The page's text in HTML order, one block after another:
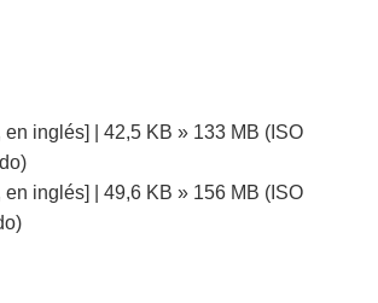
en inglés] | 42,5 KB » 133 MB (ISO
en inglés] | 49,6 KB » 156 MB (ISO